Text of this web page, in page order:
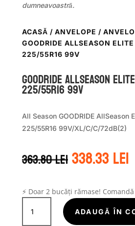
dumneavoastră.
ACASĂ / ANVELOPE /
GOODRIDE ALLSEASON
225/55R16 99V
GOODRIDE ALLSEASON
225/55R16 99V
All Season GOODRIDE AllSeason
225/55R16 99V/XL/C/C/72dB(2)
363.80leiPrețul
inițial
fost:
363.80 lei.
338.33lei
⚡ Doar 2 bucăți rămase!
Cantitate
GOODRIDE
ADAUGĂ ÎN